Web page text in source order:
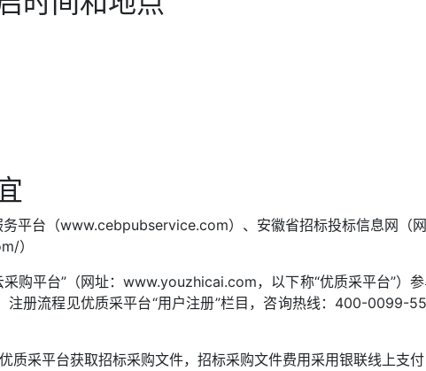
务平台（www.cebpubservice.com）、安徽省招标投标信息网
）
购平台”（网址：www.youzhicai.com，以下称“优质采平台”）
注册流程见优质采平台“用户注册”栏目，咨询热线：400-0099-
质采平台获取招标采购文件，招标采购文件费用采用银联线上支